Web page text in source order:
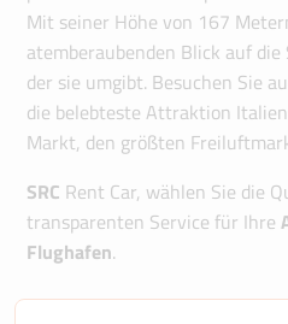
Mit seiner Höhe von 167
atemberaubenden Blick auf
der sie umgibt. Besuchen Sie
die belebteste Attraktion
Markt, den größten
SRC Rent Car, wählen Sie die
transparenten Service für Ihre
Flughafen.